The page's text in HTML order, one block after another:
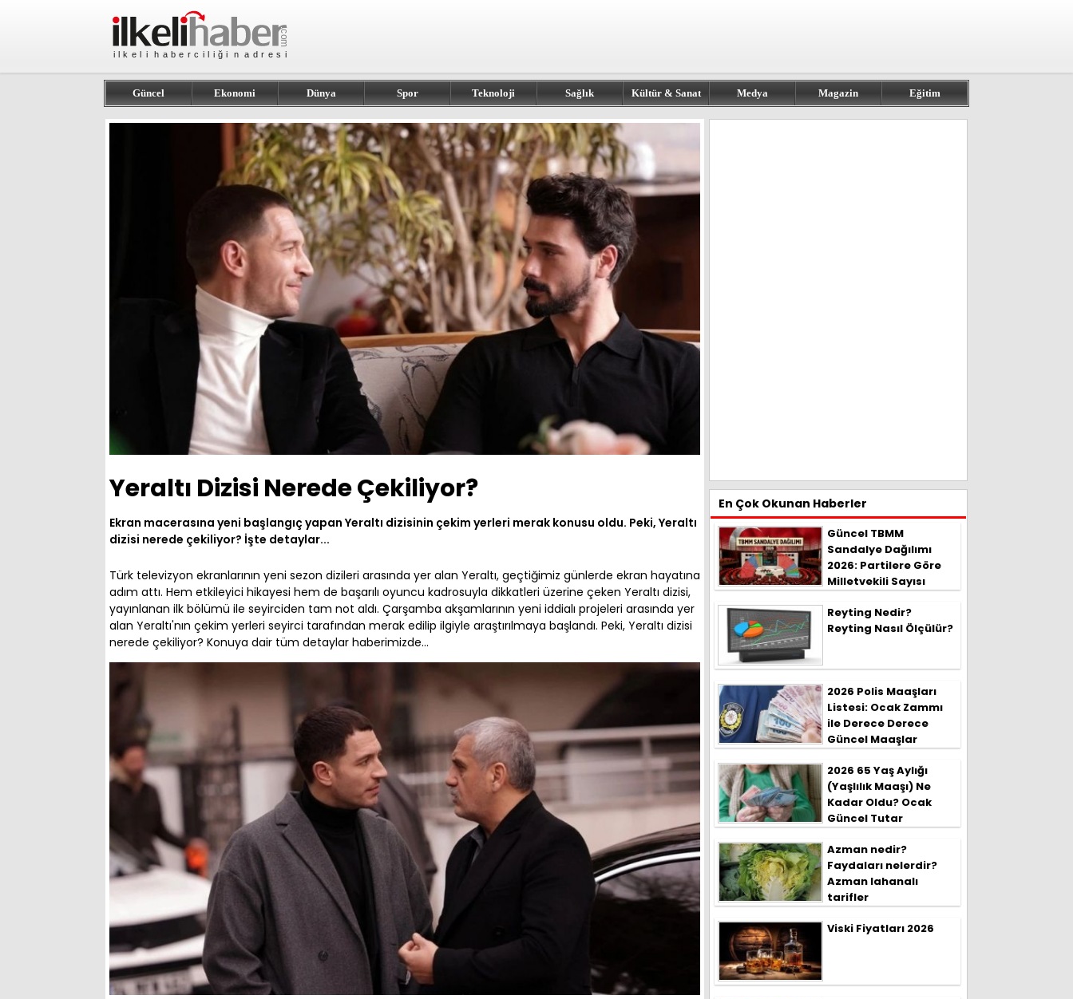
Güncel Ekonomi Dünya Spor Teknoloji Sağlık Kültür & Sanat Medya Magazin Eğitim
Yeraltı Dizisi Nerede Çekiliyor?
Ekran macerasına yeni başlangıç yapan Yeraltı dizisinin çekim yerleri merak konusu oldu. Peki, Yeraltı
dizisi nerede çekiliyor? İşte detaylar...
Türk televizyon ekranlarının yeni sezon dizileri arasında yer alan Yeraltı, geçtiğimiz günlerde ekran hayatına
adım attı. Hem etkileyici hikayesi hem de başarılı oyuncu kadrosuyla dikkatleri üzerine çeken Yeraltı dizisi,
yayınlanan ilk bölümü ile seyirciden tam not aldı. Çarşamba akşamlarının yeni iddialı projeleri arasında yer
alan Yeraltı'nın çekim yerleri seyirci tarafından merak edilip ilgiyle araştırılmaya başlandı. Peki, Yeraltı dizisi
nerede çekiliyor? Konuya dair tüm detaylar haberimizde...
En Çok Okunan Haberler
Güncel TBMM
Sandalye Dağılımı
2026: Partilere Göre
Milletvekili Sayısı
Reyting Nedir?
Reyting Nasıl Ölçülür?
2026 Polis Maaşları
Listesi: Ocak Zammı
ile Derece Derece
Güncel Maaşlar
2026 65 Yaş Aylığı
(Yaşlılık Maaşı) Ne
Kadar Oldu? Ocak
Güncel Tutar
Azman nedir?
Faydaları nelerdir?
Azman lahanalı
tarifler
Viski Fiyatları 2026